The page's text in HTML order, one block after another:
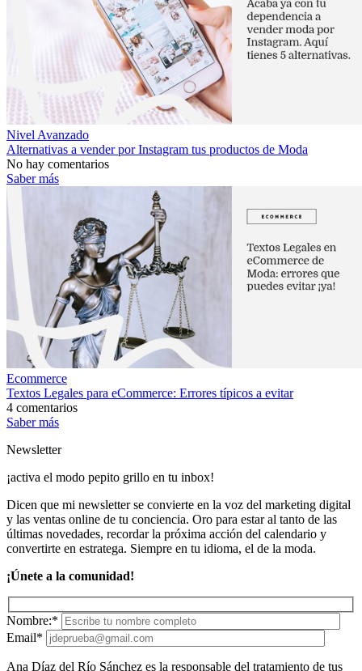
Nivel Avanzado
Alternativas a vender por Instagram tus productos de Moda
No hay comentarios
Saber más
Ecommerce
Textos Legales para eCommerce: Errores típicos a evitar
4 comentarios
Saber más
Newsletter
¡activa el modo pepito grillo en tu inbox!
Dicen que mi newsletter se convierte en la voz del marketing digital
y las ventas online de tu conciencia. Oro para estar al tanto de las
últimas novedades, recordar la próxima acción del calendario y
convertirte en estratega. Siempre en tu idioma, el de la moda.
¡Únete a la comunidad!
Nombre:*
Email*
Ana Díaz del Río Sánchez es la responsable del tratamiento de tus